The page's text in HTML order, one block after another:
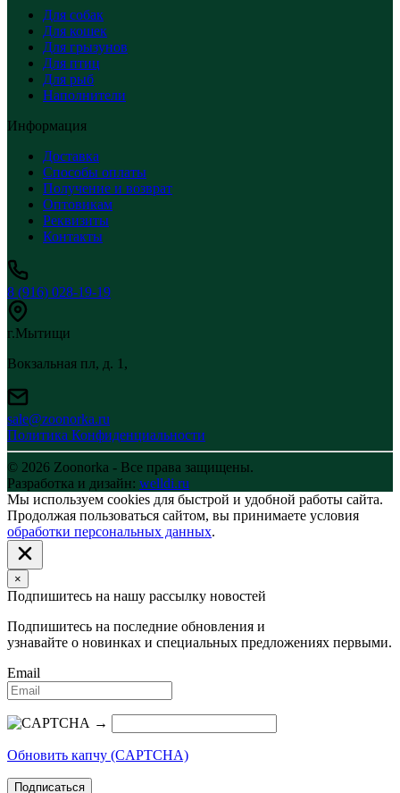
Для собак
Для кошек
Для грызунов
Для птиц
Для рыб
Наполнители
Информация
Доставка
Способы оплаты
Получение и возврат
Оптовикам
Реквизиты
Контакты
8 (916) 028-19-19
г.Мытищи
Вокзальная пл, д. 1,
sale@zoonorka.ru
Политика Конфиденциальности
© 2026 Zoonorka - Все права защищены.
Разработка и дизайн: welldi.ru
Мы используем cookies для быстрой и удобной работы сайта.
Продолжая пользоваться сайтом, вы принимаете условия
обработки персональных данных.
×
Подпишитесь на нашу рассылку новостей
Подпишитесь на последние обновления и
узнавайте о новинках и специальных предложениях первыми.
Email
→
Обновить капчу (CAPTCHA)
Подписаться